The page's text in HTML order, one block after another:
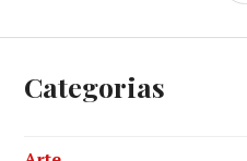
Categorias